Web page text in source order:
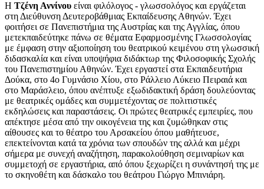
Η Τζένη Αννίνου είναι φιλόλογος - γλωσσολόγος και εργάζεται
στη Διεύθυνση Δευτεροβάθμιας Εκπαίδευσης Αθηνών. Έχει
φοιτήσει σε Πανεπιστήμια της Αυστρίας και της Αγγλίας, όπου
μετεκπαιδεύτηκε πάνω σε θέματα Eφαρμοσμένης Γλωσσολογίας
με έμφαση στην αξιοποίηση του θεατρικού κειμένου στη γλωσσική
διδασκαλία και είναι υποψήφια διδάκτωρ της Φιλοσοφικής Σχολής
του Πανεπιστημίου Αθηνών. Έχει εργαστεί στα Εκπαιδευτήρια
Δούκα, στο 4ο Γυμνάσιο Χίου, στο Ράλλειο Λύκειο Πειραιά και
στο Μαράσλειο, όπου ανέπτυξε εξωδιδακτική δράση δουλεύοντας
με θεατρικές ομάδες και συμμετέχοντας σε πολιτιστικές
εκδηλώσεις και παραστάσεις. Οι πρώτες θεατρικές εμπειρίες, που
απέκτησε μέσα από την οικογένεια της και ζυμώθηκαν στις
αίθουσες και το θέατρο του Αρσακείου όπου μαθήτευσε,
επεκτείνονται κατά τα χρόνια των σπουδών της αλλά και μέχρι
σήμερα με συνεχή αναζήτηση, παρακολούθηση σεμιναρίων και
συμμετοχή σε εργαστήρια, από όπου ξεχωρίζει η συνάντησή της με
το σκηνοθέτη και δάσκαλο του θεάτρου Γιώργο Μπινιάρη.